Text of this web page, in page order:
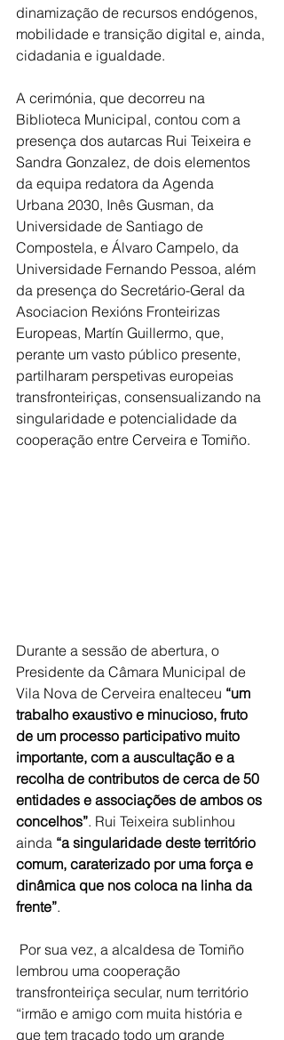
dinamização de recursos endógenos,
mobilidade e transição digital e, ainda,
cidadania e igualdade.
A cerimónia, que decorreu na
Biblioteca Municipal, contou com a
presença dos autarcas Rui Teixeira e
Sandra Gonzalez, de dois elementos
da equipa redatora da Agenda
Urbana 2030, Inês Gusman, da
Universidade de Santiago de
Compostela, e Álvaro Campelo, da
Universidade Fernando Pessoa, além
da presença do Secretário-Geral da
Asociacion Rexións Fronteirizas
Europeas, Martín Guillermo, que,
perante um vasto público presente,
partilharam perspetivas europeias
transfronteiriças, consensualizando na
singularidade e potencialidade da
cooperação entre Cerveira e Tomiño.
Durante a sessão de abertura, o
Presidente da Câmara Municipal de
Vila Nova de Cerveira enalteceu “um
trabalho exaustivo e minucioso, fruto
de um processo participativo muito
importante, com a auscultação e a
recolha de contributos de cerca de 50
entidades e associações de ambos os
concelhos”. Rui Teixeira sublinhou
ainda “a singularidade deste território
comum, caraterizado por uma força e
dinâmica que nos coloca na linha da
frente”.
lembrou uma cooperação
transfronteiriça secular, num território
“irmão e amigo com muita história e
que tem traçado todo um grande